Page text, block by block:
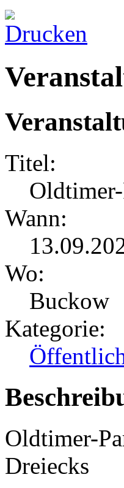
Titel:
Wann:
Wo:
Buckow
Kategorie:
Oldtimer-
Dreiecks